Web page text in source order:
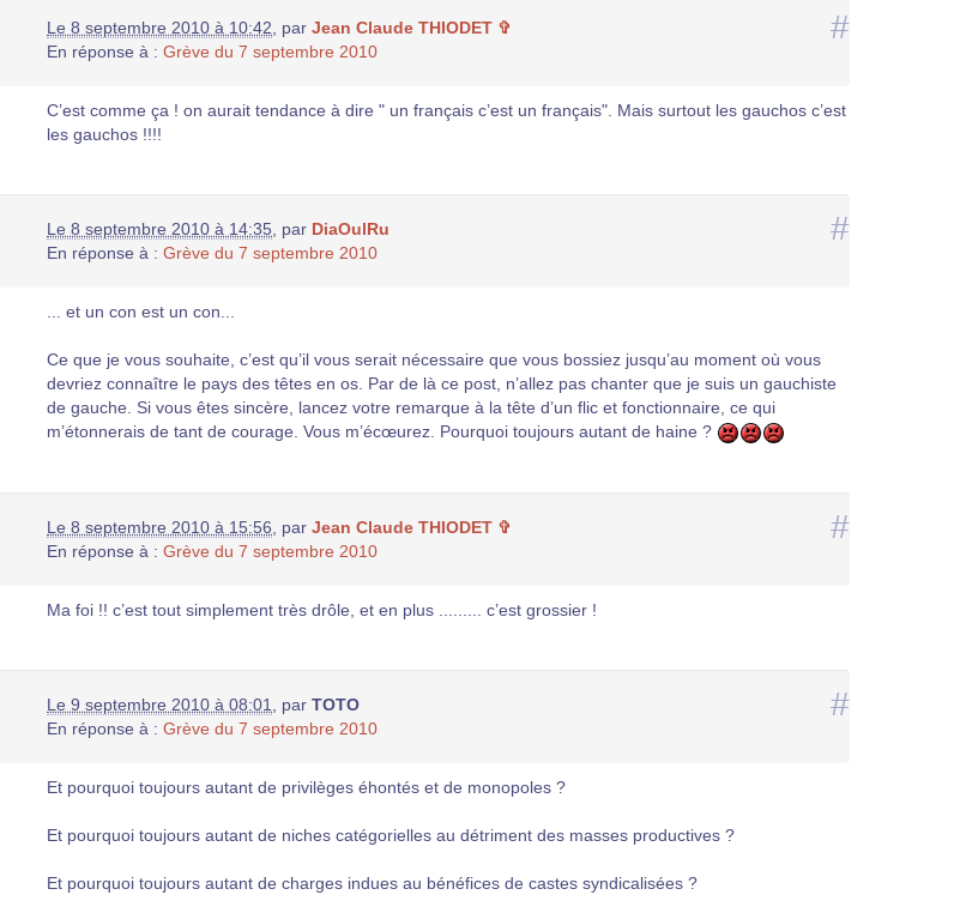
#
Le 8 septembre 2010 à 10:42 par Jean Claude THIODET ✞
En réponse à : Grève du 7 septembre 2010
C’est comme ça ! on aurait tendance à dire " un français c’est un français". Mais surtout les gauchos c’est
les gauchos !!!!
#
Le 8 septembre 2010 à 14:35 par DiaOulRu
En réponse à : Grève du 7 septembre 2010
... et un con est un con...
Ce que je vous souhaite, c’est qu’il vous serait nécessaire que vous bossiez jusqu’au moment où vous
devriez connaître le pays des têtes en os. Par de là ce post, n’allez pas chanter que je suis un gauchiste
de gauche. Si vous êtes sincère, lancez votre remarque à la tête d’un flic et fonctionnaire, ce qui
m’étonnerais de tant de courage. Vous m’écœurez. Pourquoi toujours autant de haine ?
#
Le 8 septembre 2010 à 15:56 par Jean Claude THIODET ✞
En réponse à : Grève du 7 septembre 2010
Ma foi !! c’est tout simplement très drôle, et en plus ......... c’est grossier !
#
Le 9 septembre 2010 à 08:01 par TOTO
En réponse à : Grève du 7 septembre 2010
Et pourquoi toujours autant de privilèges éhontés et de monopoles ?
Et pourquoi toujours autant de niches catégorielles au détriment des masses productives ?
Et pourquoi toujours autant de charges indues au bénéfices de castes syndicalisées ?